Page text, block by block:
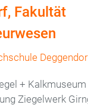
Fakultät
+
Ziegelwerk